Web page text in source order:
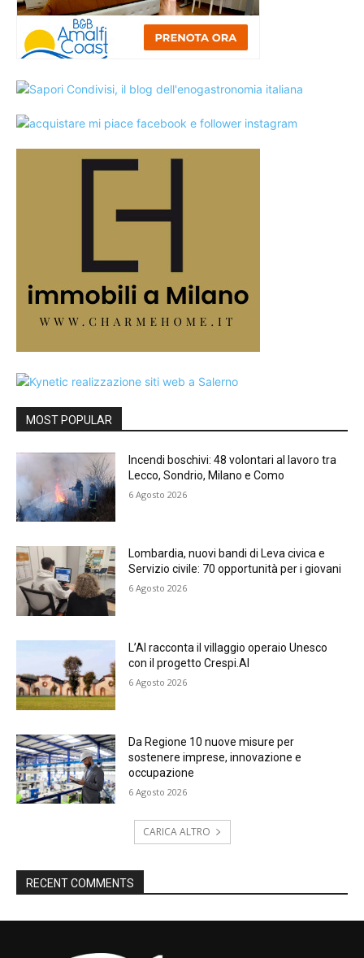
MOST POPULAR
Incendi boschivi: 48 volontari al lavoro tra
Lecco, Sondrio, Milano e Como
6 Agosto 2026
Lombardia, nuovi bandi di Leva civica e
Servizio civile: 70 opportunità per i giovani
6 Agosto 2026
L’AI racconta il villaggio operaio Unesco
con il progetto Crespi.AI
6 Agosto 2026
Da Regione 10 nuove misure per
sostenere imprese, innovazione e
occupazione
6 Agosto 2026
CARICA ALTRO
RECENT COMMENTS